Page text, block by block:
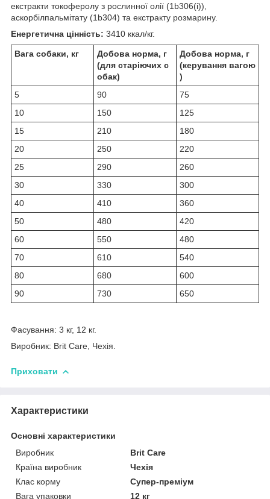
екстракти токоферолу з рослинної олії (1b306(i)),
аскорбілпальмітату (1b304) та екстракту розмарину.
Енергетична цінність: 3410 ккал/кг.
Вага собаки, кг
Добова норма, г
(для старіючих с
обак)
Добова норма, г
(керування вагою
)
5
90
75
10
150
125
15
210
180
20
250
220
25
290
260
30
330
300
40
410
360
50
480
420
60
550
480
70
610
540
80
680
600
90
730 650
Фасування: 3 кг, 12 кг.
Виробник: Brit Care, Чехія.
Приховати
Характеристики
Основні характеристики
Виробник
Brit Care
Країна виробник
Чехія
Клас корму
Супер-преміум
Вага упаковки
12 кг